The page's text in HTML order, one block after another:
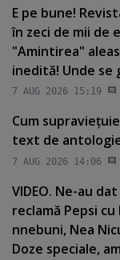
E pe bune!
în zeci de mii de
"Amintirea"
inedită! Unde se
7 AUG 2026 15:19
Cum
text de
7 AUG 2026 14:06
VIDEO. Ne-au
reclamă Pepsi
nnebuni, Nea
Doze speciale,